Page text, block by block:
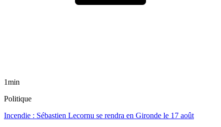
1min
Politique
Incendie : Sébastien Lecornu se rendra en Gironde le 17 août